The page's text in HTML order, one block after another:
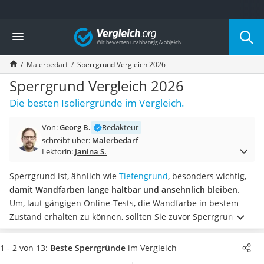
Die beliebtesten Vergleiche nach Kategorie
Baumarkt
Tresor feuerfest
Makita-Akku-Rasenmäher
Kappsäge
Smartes Türschloss
Akku-Rasentrimmer
Feuchtigkeitsmessgerät
Split-Klimaanlage 2 Innengeräte
Pelletofen
Tiefbrunnenpumpe
Fliesenschneider
Hochdruckreiniger
Doppelschleifer
Überwachungskamera
Benzinrasenmäher mit Elektrostart
Vergleich
Malerbedarf Sperrgrund Vergleich 2026
Sperrgrund Vergleich 2026
Die besten Isoliergründe im Vergleich.
Von:Georg B.
Redakteur
schreibt über: Malerbedarf
Lektorin: Janina S.
Sperrgrund ist, ähnlich wie Tiefengrund, besonders wichtig,
damit Wandfarben lange haltbar und ansehnlich bleiben.
Um, laut gängigen Online-Tests, die Wandfarbe in bestem
Zustand erhalten zu können, sollten Sie zuvor Sperrgrund
auftragen und sämtliche Verfärbungen damit überdecken.
Auch Flecken aufgrund von Zigarettenqualm lassen sich auf
1 - 2 von 13: Beste Sperrgründe im Vergleich